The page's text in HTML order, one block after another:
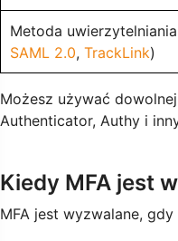
Metoda
SAML 2.0, TrackLink)
Możesz używać
Authenticator, Authy i
Kiedy MFA jest
MFA jest wyzwalane,